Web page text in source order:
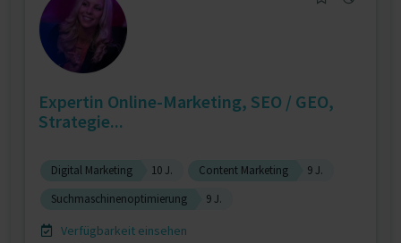
Expertin Online-Marketing, SEO / GEO,
Strategie...
Digital Marketing 10 J. Content Marketing
9 J.
Suchmaschinenoptimierung
9 J.
Verfügbarkeit einsehen